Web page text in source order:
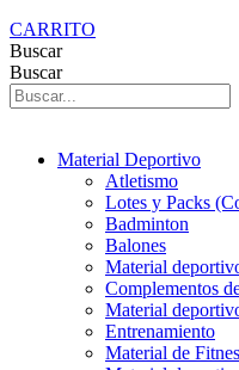
CARRITO
Buscar
Buscar
Material Deportivo
Atletismo
Lotes y Packs
Badminton
Balones
Material
Complementos
Material
Entrenamiento
Material de